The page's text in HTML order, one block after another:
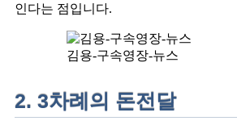
인다는 점입니다.
김용-구속영장-뉴스
2. 3차례의 돈전달